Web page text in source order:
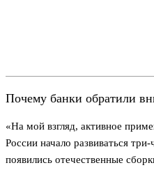
Почему банки обратили
«На мой взгляд, активное
России начало развиваться
появились отечественные